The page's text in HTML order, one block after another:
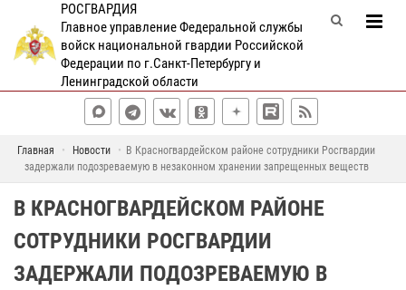
РОСГВАРДИЯ
Главное управление Федеральной службы
войск национальной гвардии Российской
Федерации по г.Санкт-Петербургу и
Ленинградской области
Главная Новости
В Красногвардейском районе сотрудники Росгвардии
задержали подозреваемую в незаконном хранении запрещенных веществ
В КРАСНОГВАРДЕЙСКОМ РАЙОНЕ
СОТРУДНИКИ РОСГВАРДИИ
ЗАДЕРЖАЛИ ПОДОЗРЕВАЕМУЮ В